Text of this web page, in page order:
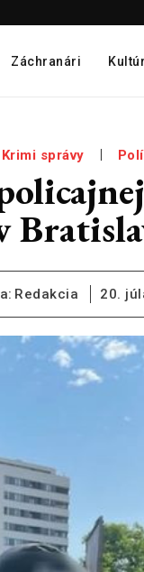
Záchranári
Krimi správy
Redakcia 20.